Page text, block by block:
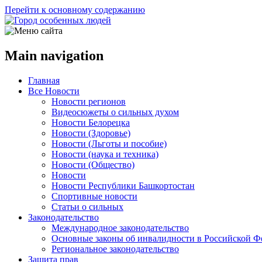
Перейти к основному содержанию
Main navigation
Главная
Все Новости
Новости регионов
Видеосюжеты о сильных духом
Новости Белорецка
Новости (Здоровье)
Новости (Льготы и пособие)
Новости (наука и техника)
Новости (Общество)
Новости
Новости Республики Башкортостан
Спортивные новости
Статьи о сильных
Законодательство
Международное законодательство
Основные законы об инвалидности в Российской
Региональное законодательство
Защита прав